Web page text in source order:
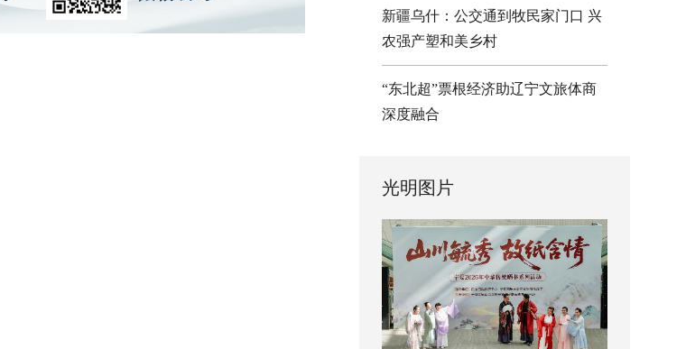
新疆乌什：公交通到牧民家门口 兴
农强产塑和美乡村
“东北超”票根经济助辽宁文旅体商
深度融合
光明图片